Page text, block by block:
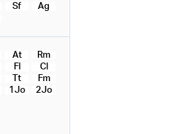
Sf
Ag
At
Rm
Fl
Cl
Tt
Fm
1Jo
2Jo